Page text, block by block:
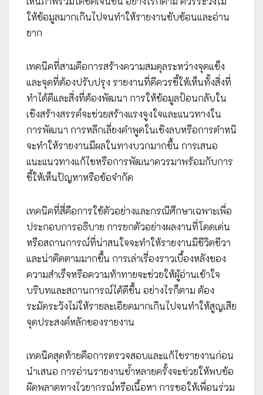
ให้ข้อมูลมากเกินไปจนทำให้รายงานซับซ้อนและอ่าน
ยาก
เทคนิคที่สามคือการสร้างความสมดุลระหว่างจุดแข็ง
และจุดที่ต้องปรับปรุง รายงานที่ดีควรชี้ให้เห็นทั้งสิ่งที่
ทำได้ดีและสิ่งที่ต้องพัฒนา การให้ข้อมูลป้อนกลับใน
เชิงสร้างสรรค์จะช่วยสร้างแรงจูงใจและแนวทางใน
การพัฒนา การหลีกเลี่ยงคำพูดในเชิงลบหรือการตำหนิ
จะทำให้รายงานมีผลในทางบวกมากขึ้น การเสนอ
แนะแนวทางแก้ไขหรือการพัฒนาควรมาพร้อมกับการ
ชี้ให้เห็นปัญหาหรือข้อจำกัด
เทคนิคที่สี่คือการใช้ตัวอย่างและกรณีศึกษาเฉพาะเพื่อ
ประกอบการอธิบาย การยกตัวอย่างผลงานที่โดดเด่น
หรือสถานการณ์ที่น่าสนใจจะทำให้รายงานมีชีวิตชีวา
และน่าติดตามมากขึ้น การเล่าเรื่องราวเบื้องหลังของ
ความสำเร็จหรือความท้าทายจะช่วยให้ผู้อ่านเข้าใจ
บริบทและสถานการณ์ได้ดีขึ้น อย่างไรก็ตาม ต้อง
ระมัดระวังไม่ให้รายละเอียดมากเกินไปจนทำให้สูญเสีย
จุดประสงค์หลักของรายงาน
เทคนิคสุดท้ายคือการตรวจสอบและแก้ไขรายงานก่อน
นำเสนอ การอ่านรายงานซ้ำหลายครั้งจะช่วยให้พบข้อ
ผิดพลาดทางไวยากรณ์หรือเนื้อหา การขอให้เพื่อนร่วม